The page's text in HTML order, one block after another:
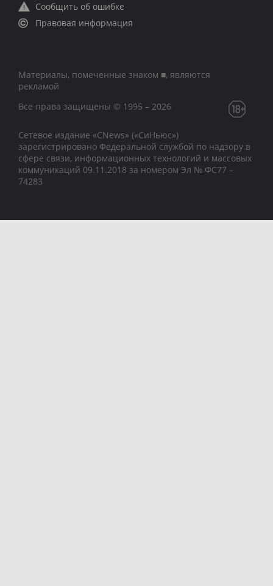
Сообщить об ошибке
Правовая информация
Материалы, помеченные знаком ■, являются
рекламой
Все права защищены © 1995 – 2026
Сетевое издание «CNews» («СиНьюс»)
зарегистрировано Федеральной службой по надзору в
сфере связи, информационных технологий и массовых
коммуникаций 09.11.2018 за номером Эл № ФС77 –
74283